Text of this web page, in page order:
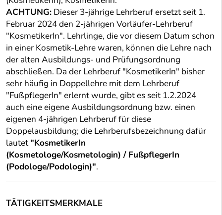
ACHTUNG: Dieser 3-jährige Lehrberuf ersetzt seit 1.
Februar 2024 den 2-jährigen Vorläufer-Lehrberuf
"KosmetikerIn". Lehrlinge, die vor diesem Datum schon
in einer Kosmetik-Lehre waren, können die Lehre nach
der alten Ausbildungs- und Prüfungsordnung
abschließen. Da der Lehrberuf "KosmetikerIn" bisher
sehr häufig in Doppellehre mit dem Lehrberuf
"FußpflegerIn" erlernt wurde, gibt es seit 1.2.2024
auch eine eigene Ausbildungsordnung bzw. einen
eigenen 4-jährigen Lehrberuf für diese
Doppelausbildung; die Lehrberufsbezeichnung dafür
lautet"KosmetikerIn
(Kosmetologe/Kosmetologin) / FußpflegerIn
(Podologe/Podologin)".
TÄTIGKEITSMERKMALE